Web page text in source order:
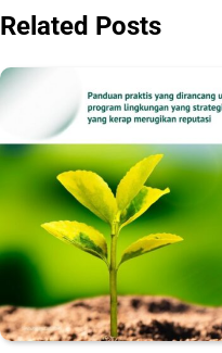
Related Posts